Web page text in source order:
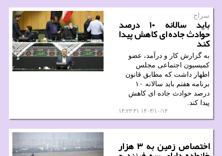
سراج:
باید سالانه ۱۰ درصد
حوادث جاده ای کاهش پیدا
کند
به گزارش کار و درآمد، عضو
کمیسیون اجتماعی مجلس
اظهار داشت که مطابق قانون
برنامه هفتم باید سالانه ۱۰
درصد حوادث جاده ای کاهش
پیدا کند.
۱۴۰۳/۱۰/۱۴ ۱۴:۲۳:۳۱
اختصاص زمین به ۳ هزار